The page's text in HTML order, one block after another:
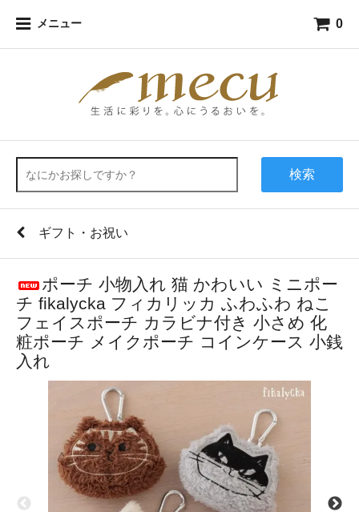
メニュー 0
検索
ギフト・お祝い
ポーチ 小物入れ 猫 かわいい ミニポー
チ fikalycka フィカリッカ ふわふわ ねこ
フェイスポーチ カラビナ付き 小さめ 化
粧ポーチ メイクポーチ コインケース 小銭
入れ